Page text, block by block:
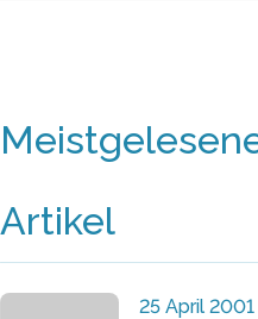
Artikel
25 April 2001